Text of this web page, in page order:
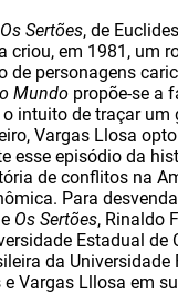
Os Sertões, de
criou, em 1981, um
personagens
Mundo propõe-se a
intuito de traçar um
Vargas Llosa
esse episódio da
de conflitos na
Para
e Os Sertões, Rinaldo
Estadual de
da Universidade
Vargas Lllosa em